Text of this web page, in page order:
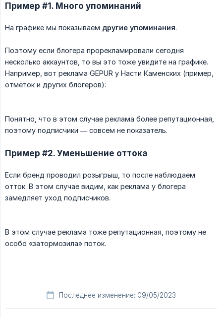
Пример #1. Много упоминаний
На графике мы показываем другие упоминания.
Поэтому если блогера прорекламировали сегодня
несколько аккаунтов, то вы это тоже увидите на графике.
Например, вот реклама GEPUR у Насти Каменских (пример,
отметок и других блогеров):
Понятно, что в этом случае реклама более репутационная,
поэтому подписчики — совсем не показатель.
Пример #2. Уменьшение оттока
Если бренд проводил розыгрыш, то после наблюдаем
отток. В этом случае видим, как реклама у блогера
замедляет уход подписчиков.
В этом случае реклама тоже репутационная, поэтому не
особо «затормозила» поток.
Последнее изменение: 09/05/2023